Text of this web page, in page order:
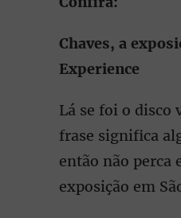
Chaves, a
Experience
Lá se foi o disco
frase significa
então não perca
exposição em